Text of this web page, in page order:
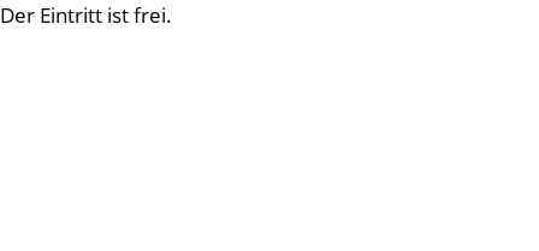
Der Eintritt ist frei.